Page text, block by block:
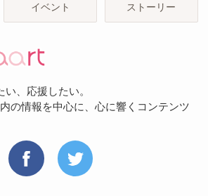
イベント ストーリー
、応援したい。
の情報を中心に、心に響くコンテンツ